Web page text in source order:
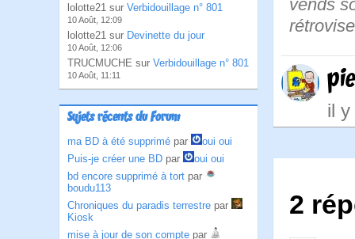
lolotte21 sur Verbidouillage n° 801
10 Août, 12:09
lolotte21 sur Devinette du jour
10 Août, 12:06
TRUCMUCHE sur Verbidouillage n° 801
10 Août, 11:11
Sujets récents du Forum
ma BD à été supprimé par
oui oui
Puis-je créer une BD par
oui oui
bd encore supprimé à tort par
boudu113
Chroniques du paradis terrestre par
Kiosk
mise à jour de son compte par
vends
il y
2